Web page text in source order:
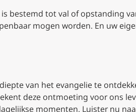
bestemd tot val of opstanding
mogen worden. En uw
van het evangelie te
deze ontmoeting voor ons
momenten. Luister nu